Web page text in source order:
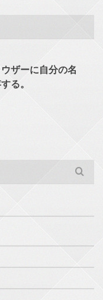
ザーに自分の名
る。